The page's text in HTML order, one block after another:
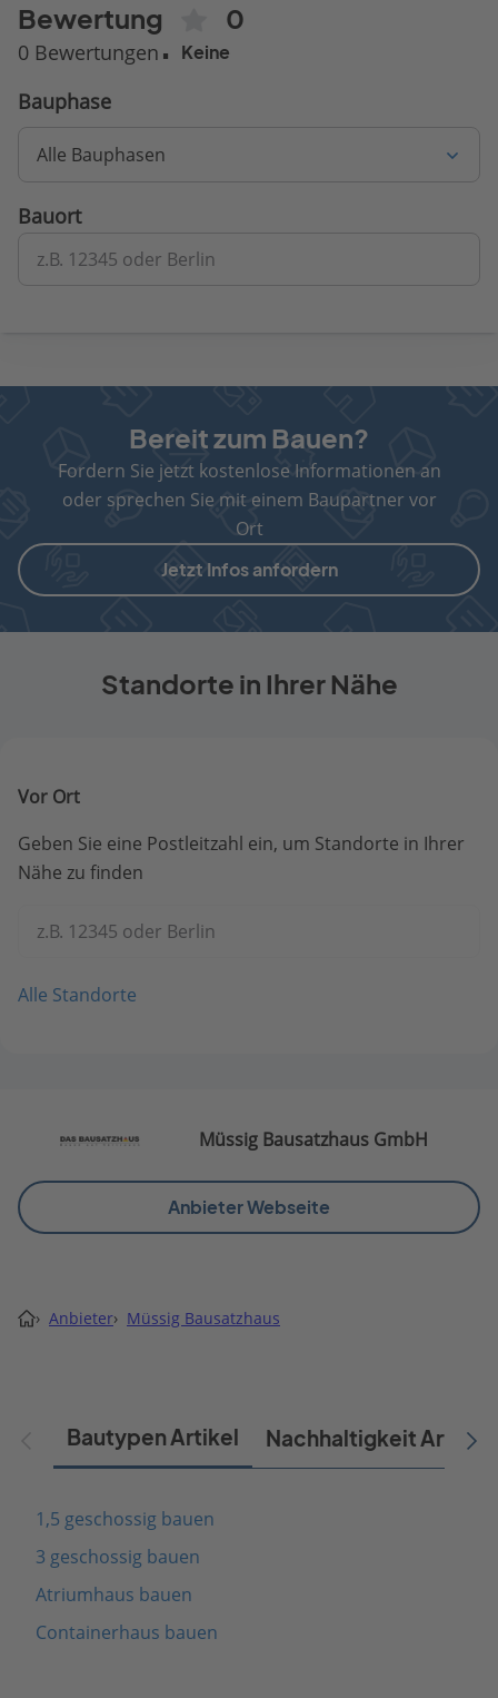
Bewertung 0
0 Bewertungen Keine
Bauphase
Alle Bauphasen
Bauort
z.B. 12345 oder Berlin
Bereit zum Bauen?
Fordern Sie jetzt kostenlose Informationen an
oder sprechen Sie mit einem Baupartner vor
Ort
Jetzt Infos anfordern
Standorte in Ihrer Nähe
Vor Ort
Geben Sie eine Postleitzahl ein, um Standorte in Ihrer
Nähe zu finden
z.B. 12345 oder Berlin
Alle Standorte
Müssig Bausatzhaus GmbH
Anbieter Webseite
› Anbieter› Müssig Bausatzhaus
Bautypen Artikel Nachhaltigkeit Artikel
1,5 geschossig bauen
3 geschossig bauen
Atriumhaus bauen
Containerhaus bauen